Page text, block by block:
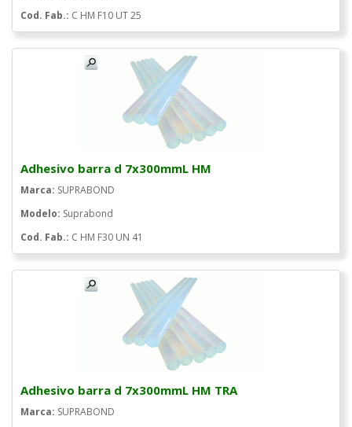
Cod. Fab.: C HM F10 UT 25
Adhesivo barra d 7x300mmL HM
Marca: SUPRABOND
Modelo: Suprabond
Cod. Fab.: C HM F30 UN 41
Adhesivo barra d 7x300mmL HM TRA
Marca: SUPRABOND